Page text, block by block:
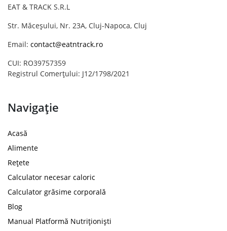
EAT & TRACK S.R.L
Str. Măceșului, Nr. 23A, Cluj-Napoca, Cluj
Email: contact@eatntrack.ro
CUI: RO39757359
Registrul Comerțului: J12/1798/2021
Navigație
Acasă
Alimente
Rețete
Calculator necesar caloric
Calculator grăsime corporală
Blog
Manual Platformă Nutriționiști